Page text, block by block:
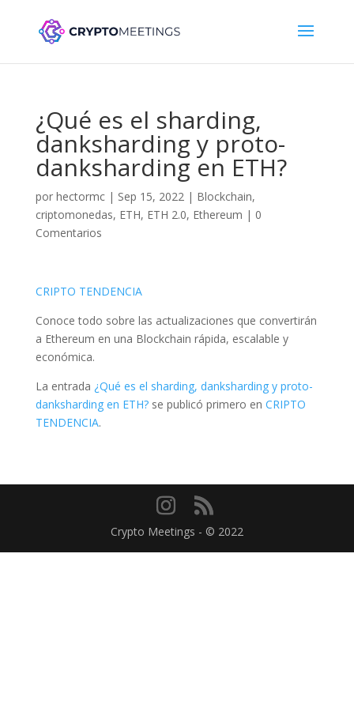
¿Qué es el sharding,
danksharding y proto-
danksharding en ETH?
por hectormc| Sep 15, 2022| Blockchain,
criptomonedas, ETH, ETH 2.0, Ethereum | 0
Comentarios
CRIPTO TENDENCIA
Conoce todo sobre las actualizaciones que convertirán
a Ethereum en una Blockchain rápida, escalable y
económica.
La entrada ¿Qué es el sharding, danksharding y proto-
danksharding en ETH?se publicó primero en CRIPTO
TENDENCIA.
Crypto Meetings - © 2022